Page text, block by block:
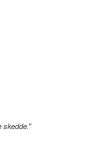
skedde."